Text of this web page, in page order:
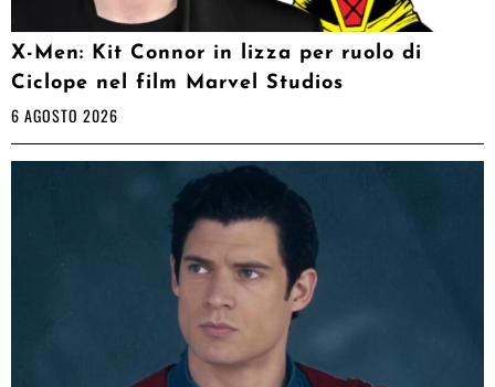
X-Men: Kit Connor in lizza per ruolo di
Ciclope nel film Marvel Studios
6 AGOSTO 2026